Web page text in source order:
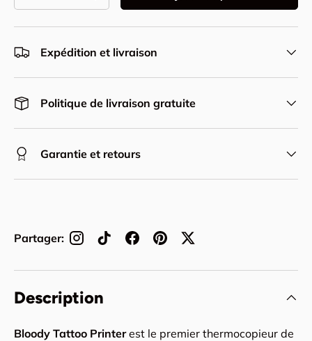
Expédition et livraison
Politique de livraison gratuite
Garantie et retours
Partager:
Description
Bloody Tattoo Printerest le premier thermocopieur de